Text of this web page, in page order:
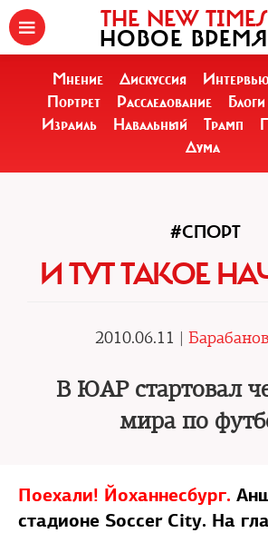
THE NEW TIMES
НОВОЕ ВРЕМЯ
Мнение Дискуссия Интервью
Портрет
Расследование Блоги
Израиль
Навальный Трамп
Дума
#СПОРТ
И ТУТ ТАКОЕ
2010.06.11 |
В ЮАР стартовал
мира по
Поехали! Йоханнесбург.
стадионе Soccer City. На